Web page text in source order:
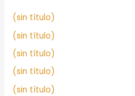
(sin título)
(sin título)
(sin título)
(sin título)
(sin título)